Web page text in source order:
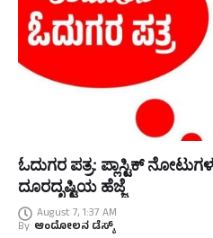
ಓದುಗರ ಪತ್ರ: ಪ್ಲಾಸ್ಟಿಕ್
ದೂರದೃಷ್ಟಿಯ ಹೆಜ್ಜೆ
August 7, 1:37 AM
By ಆಂದೋಲನ ಡೆಸ್ಕ್